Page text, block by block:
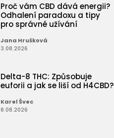
Proč vám CBD dává energii?
Odhalení paradoxu a tipy
pro správné užívání
Jana Hrušková
3.08.2026
Delta-8 THC: Způsobuje
euforii a jak se liší od H4CBD?
Karel Švec
8.08.2026